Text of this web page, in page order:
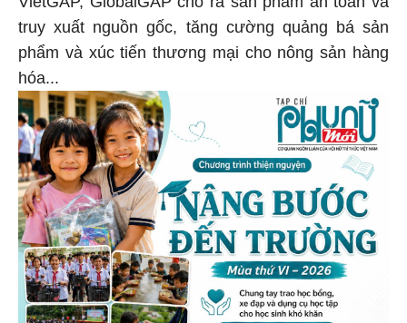
truy xuất nguồn gốc, tăng cường quảng bá sản
phẩm và xúc tiến thương mại cho nông sản hàng
hóa...